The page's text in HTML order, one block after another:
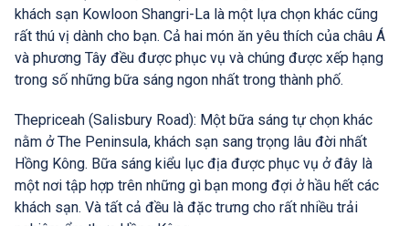
khách sạn Kowloon Shangri-La là một lựa chọn khác cũng
rất thú vị dành cho bạn. Cả hai món ăn yêu thích của châu Á
và phương Tây đều được phục vụ và chúng được xếp hạng
trong số những bữa sáng ngon nhất trong thành phố.
Thepriceah (Salisbury Road): Một bữa sáng tự chọn khác
nằm ở The Peninsula, khách sạn sang trọng lâu đời nhất
Hồng Kông. Bữa sáng kiểu lục địa được phục vụ ở đây là
một nơi tập hợp trên những gì bạn mong đợi ở hầu hết các
khách sạn. Và tất cả đều là đặc trưng cho rất nhiều trải